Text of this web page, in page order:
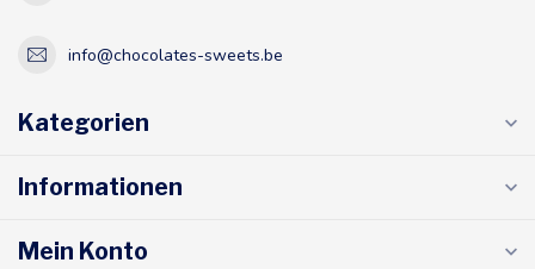
info@chocolates-sweets.be
Kategorien
Informationen
Mein Konto